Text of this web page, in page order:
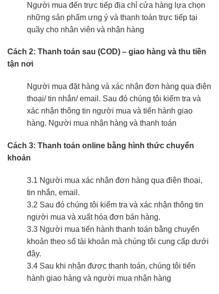
Người mua đến trực tiếp địa chỉ cửa hàng lựa chọn
những sản phẩm ưng ý và thanh toán trực tiếp tại
quầy cho nhân viên và nhận hàng
Cách 2: Thanh toán sau (COD) – giao hàng và thu tiền
tận nơi
Người mua đặt hàng và xác nhận đơn hàng qua điện
thoại/ tin nhắn/ email. Sau đó chúng tôi kiểm tra và
xác nhận thông tin người mua và tiến hành giao
hàng. Người mua nhận hàng và thanh toán
Cách 3: Thanh toán online bằng hình thức chuyển
khoản
3.1 Người mua xác nhận đơn hàng qua điện thoại,
tin nhắn, email.
3.2 Sau đó chúng tôi kiểm tra và xác nhận thông tin
người mua và xuất hóa đơn bán hàng.
3.3 Người mua tiến hành thanh toán bằng chuyển
khoản theo số tài khoản mà chúng tôi cung cấp dưới
đây.
3.4 Sau khi nhận được thanh toán, chúng tôi tiến
hành giao hàng và người mua nhận hàng